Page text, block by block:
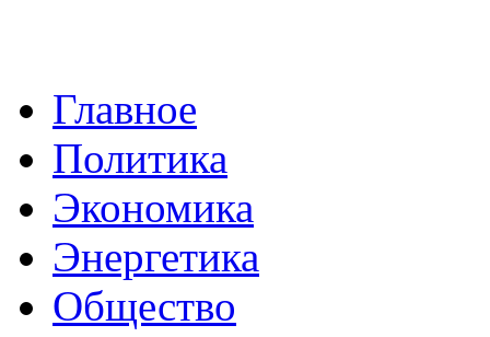
Главное
Политика
Экономика
Энергетика
Общество